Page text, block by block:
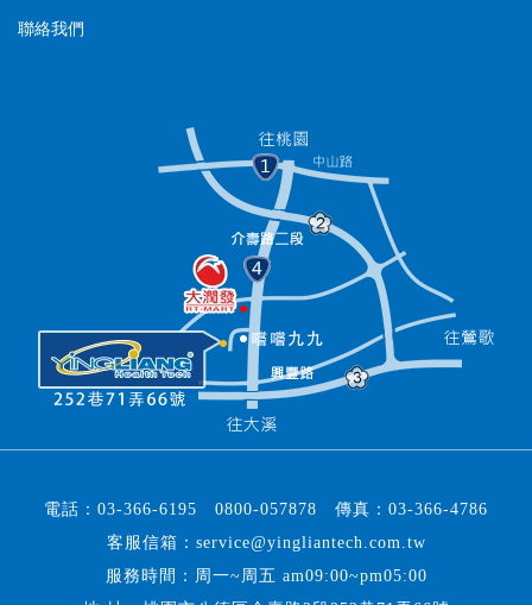
聯絡我們
電話： 03-366-6195 0800-057878 傳真： 03-366-4786
客服信箱： service@yingliantech.com.tw
服務時間：周一~周五 am09:00~pm05:00